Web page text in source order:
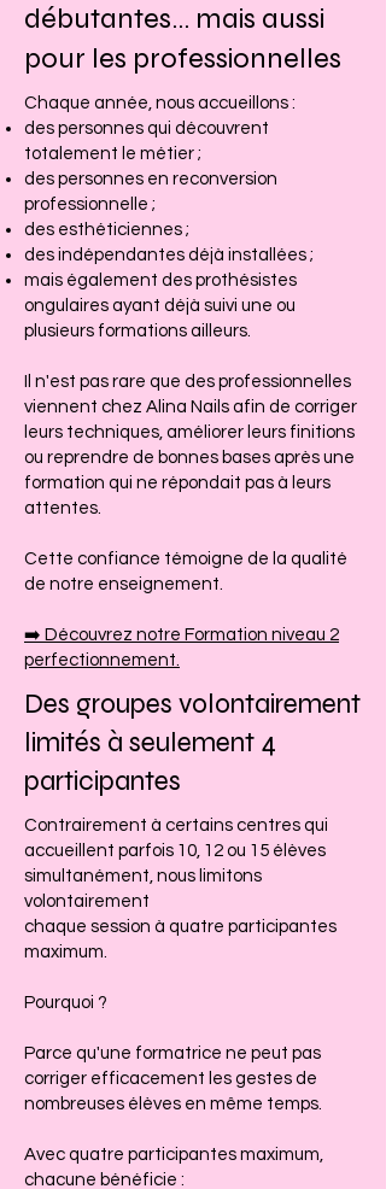
débutantes… mais aussi
pour les professionnelles
Chaque année, nous accueillons :
des personnes qui découvrent
totalement le métier ;
des personnes en reconversion
professionnelle ;
des esthéticiennes ;
des indépendantes déjà installées ;
mais également des prothésistes
ongulaires ayant déjà suivi une ou
plusieurs formations ailleurs.
Il n'est pas rare que des professionnelles
viennent chez Alina Nails afin de corriger
leurs techniques, améliorer leurs finitions
ou reprendre de bonnes bases après une
formation qui ne répondait pas à leurs
attentes.
Cette confiance témoigne de la qualité
de notre enseignement.
➡️ Découvrez notre Formation niveau 2
perfectionnement.
Des groupes volontairement
limités à seulement 4
participantes
Contrairement à certains centres qui
accueillent parfois 10, 12 ou 15 élèves
simultanément, nous limitons
volontairement
chaque session à quatre participantes
maximum.
Pourquoi ?
Parce qu'une formatrice ne peut pas
corriger efficacement les gestes de
nombreuses élèves en même temps.
Avec quatre participantes maximum,
chacune bénéficie :